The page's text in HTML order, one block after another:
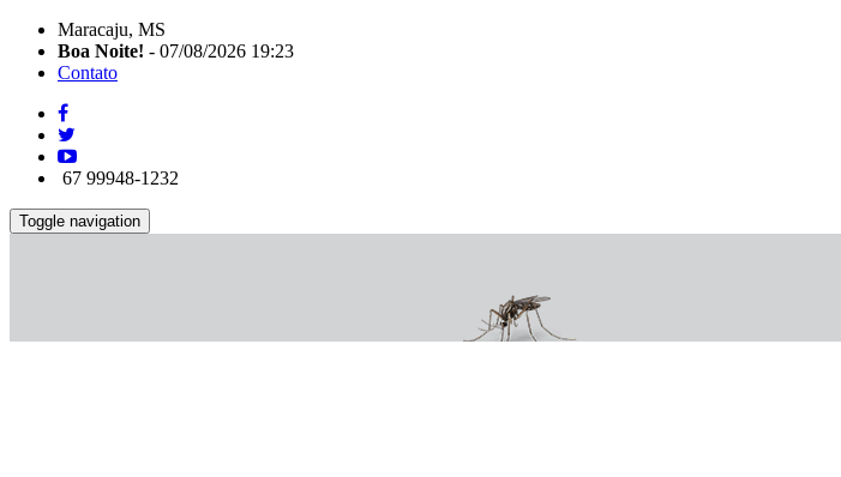
Maracaju, MS
Boa Noite! - 07/08/2026 19:23
Contato
67 99948-1232
Toggle navigation